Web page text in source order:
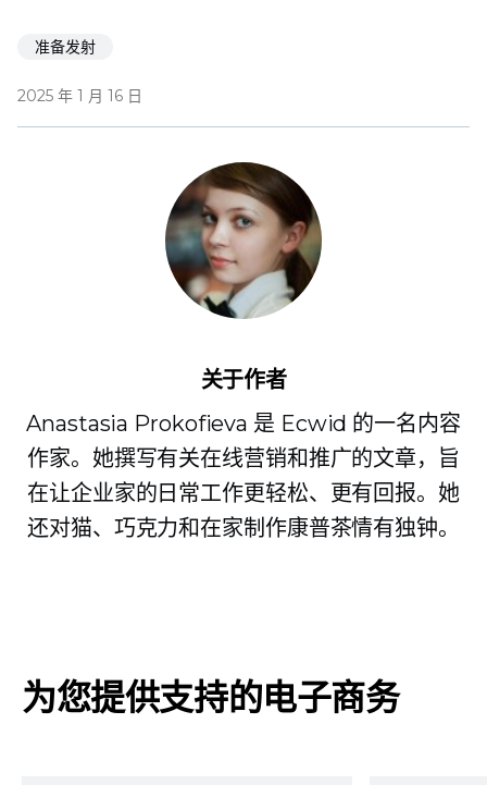
准备发射
2025 年 1 月 16 日
关于作者
Anastasia Prokofieva 是 Ecwid 的一名内容
作家。她撰写有关在线营销和推广的文章，旨
在让企业家的日常工作更轻松、更有回报。她
还对猫、巧克力和在家制作康普茶情有独钟。
为您提供支持的电子商务